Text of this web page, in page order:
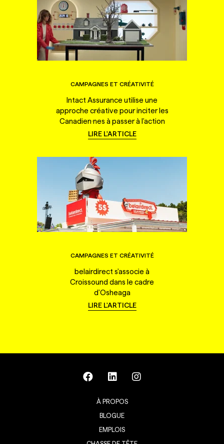
CAMPAGNES ET CRÉATIVITÉ
Intact Assurance utilise une
approche créative pour inciter les
Canadien·nes à passer à l'action
LIRE L'ARTICLE
CAMPAGNES ET CRÉATIVITÉ
belairdirect s'associe à
Croissound dans le cadre
d'Osheaga
LIRE L'ARTICLE
À PROPOS
BLOGUE
EMPLOIS